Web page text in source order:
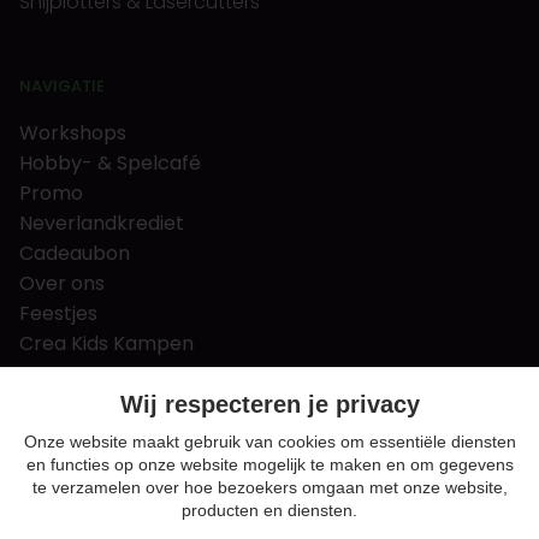
NAVIGATIE
Workshops
Hobby- & Spelcafé
Promo
Neverlandkrediet
Cadeaubon
Over ons
Feestjes
Crea Kids Kampen
FAQ
Tips & tricks
Contact
Nieuws & Vacatures
Wij respecteren je privacy
Onze website maakt gebruik van cookies om essentiële diensten
en functies op onze website mogelijk te maken en om gegevens
te verzamelen over hoe bezoekers omgaan met onze website,
producten en diensten.